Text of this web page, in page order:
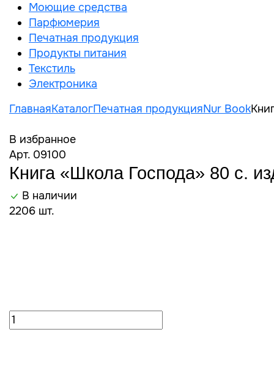
Моющие средства
Парфюмерия
Печатная продукция
Продукты питания
Текстиль
Электроника
ГлавнаяКаталогПечатная продукцияNur Book
В избранное
Арт. 09100
Книга «Школа Господа» 80 с.
В наличии
2206 шт.